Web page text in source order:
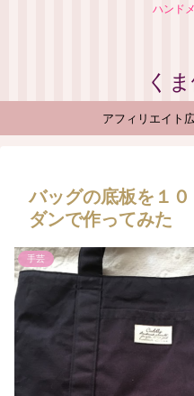
ハンド
く
アフィリエイト
バッグの底板を１
ダンで作ってみた
手芸